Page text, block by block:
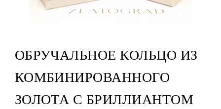
ОБРУЧАЛЬНОЕ КОЛЬЦО ИЗ
КОМБИНИРОВАННОГО
ЗОЛОТА С БРИЛЛИАНТОМ